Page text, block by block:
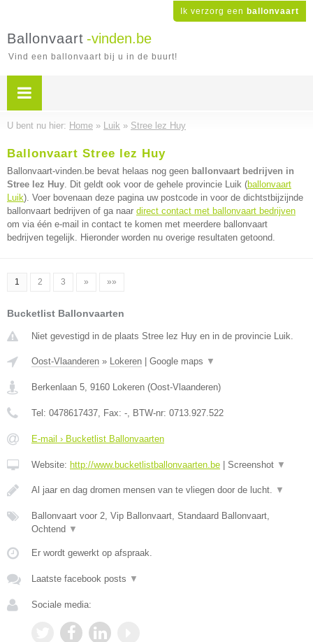
Ik verzorg een ballonvaart
Ballonvaart -vinden.be
Vind een ballonvaart bij u in de buurt!
U bent nu hier: Home » Luik » Stree lez Huy
Ballonvaart Stree lez Huy
Ballonvaart-vinden.be bevat helaas nog geen ballonvaart bedrijven in
Stree lez Huy. Dit geldt ook voor de gehele provincie Luik (ballonvaart
Luik). Voer bovenaan deze pagina uw postcode in voor de dichtstbijzijnde
ballonvaart bedrijven of ga naar direct contact met ballonvaart bedrijven
om via één e-mail in contact te komen met meerdere ballonvaart
bedrijven tegelijk. Hieronder worden nu overige resultaten getoond.
1 2 3 » »»
Bucketlist Ballonvaarten
Niet gevestigd in de plaats Stree lez Huy en in de provincie Luik.
Oost-Vlaanderen » Lokeren Google maps ▼
Berkenlaan 5, 9160 Lokeren (Oost-Vlaanderen)
Tel: 0478617437, Fax: -, BTW-nr: 0713.927.522
E-mail › Bucketlist Ballonvaarten
Website: http://www.bucketlistballonvaarten.be Screenshot ▼
Al jaar en dag dromen mensen van te vliegen door de lucht. ▼
Ballonvaart voor 2, Vip Ballonvaart, Standaard Ballonvaart,
Ochtend ▼
Er wordt gewerkt op afspraak.
Laatste facebook posts ▼
Sociale media: